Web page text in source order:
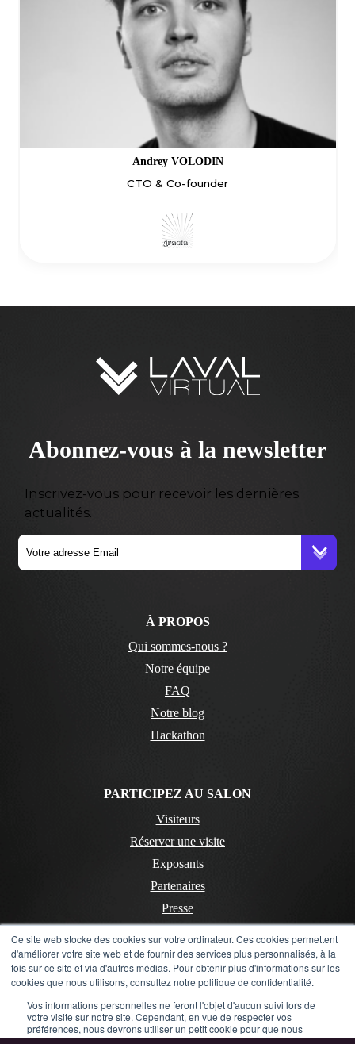
Ce site web stocke des cookies sur votre ordinateur. Ces cookies permettent
d'améliorer votre site web et de fournir des services plus personnalisés, à la
fois sur ce site et via d'autres médias. Pour obtenir plus d'informations sur les
cookies que nous utilisons, consultez notre politique de confidentialité.
Vos informations personnelles ne feront l'objet d'aucun suivi lors de
votre visite sur notre site. Cependant, en vue de respecter vos
préférences, nous devrons utiliser un petit cookie pour que nous
n'ayons pas à vous les redemander.
Nikolaos ZIOULIS
CTO
Abonnez-vous à la newsletter
Inscrivez-vous pour recevoir les dernières
actualités.
À PROPOS
Qui sommes-nous ?
Notre équipe
FAQ
Notre blog
Hackathon
PARTICIPEZ AU SALON
Visiteurs
Réserver une visite
Exposants
Partenaires
Presse
CONTACT
Contactez-nous
Mentions Légales
Politique de confidentialité